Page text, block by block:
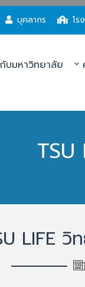
บุคลากร โร
บมหาวิทยาลัย
TSU
LIFE วิ